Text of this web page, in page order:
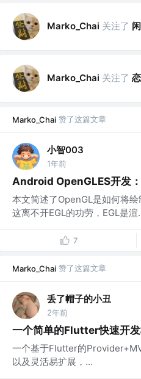
Marko_Chai 关注了
Marko_Chai 关注了
Marko_Chai 赞了这篇文章
小智003
1年前
Android OpenGLES开发
本文简述了OpenGL是如何将绘
这离不开EGL的功劳，EGL是渲
7
Marko_Chai 赞了这篇文章
丢了帽子的小丑
2年前
一个简单的Flutter快速开
一个基于Flutter的
以及灵活易扩展，...